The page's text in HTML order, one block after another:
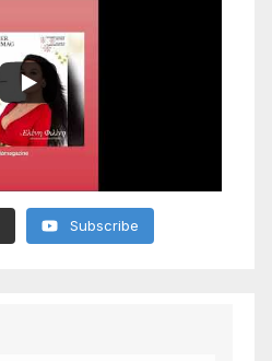
Subscribe